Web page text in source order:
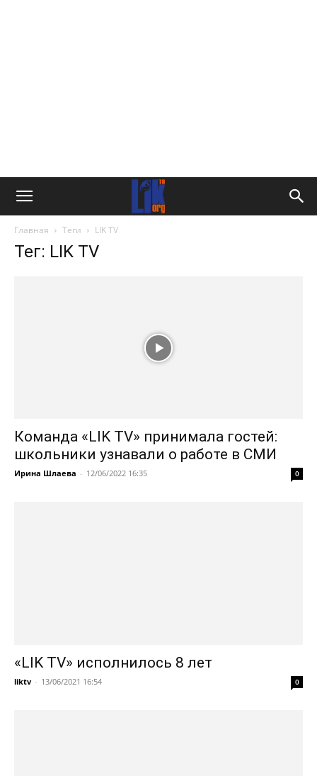
Главная Теги LIK TV
Тег: LIK TV
Команда «LIK TV» принимала гостей:
школьники узнавали о работе в СМИ
Ирина Шлаева - 12/06/2022 16:35 0
«LIK TV» исполнилось 8 лет
liktv - 13/06/2021 16:54 0